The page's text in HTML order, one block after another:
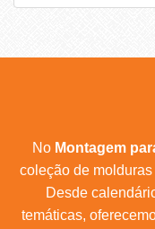
No Montagem
coleção de
Desde
temáticas,